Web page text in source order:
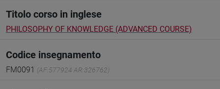
Titolo corso in inglese
PHILOSOPHY OF KNOWLEDGE (ADVANCED COURSE)
Codice insegnamento
FM0091 (AF:577924 AR:326762)